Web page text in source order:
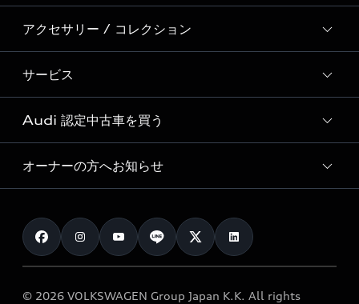
Audi Sport
Formula 1®
デジタルサービス
新車在庫検索
試乗車・展示車検索
見積り依頼
試乗予約
モデル一覧
特別仕様モデル / 限定モデル
e-tronラインアップ
価格シミュレーション
車両比較
カタログ一覧
アクセサリー / コレクション
純正アクセサリー
オンラインショップ
Audi collection
アウディナビアプリ
サービス
サービス入庫予約
サービスプログラム
メンテナンス
車検 / 定期点検
e-tronアフターサポート
Audi 認定中古車を買う
Audi認定中古車
クオリティ
保証
メンテナンス
オーナーの方へお知らせ
お知らせ
オーナー様向けキャンペーン
© 2026 VOLKSWAGEN Group Japan K.K. All rights